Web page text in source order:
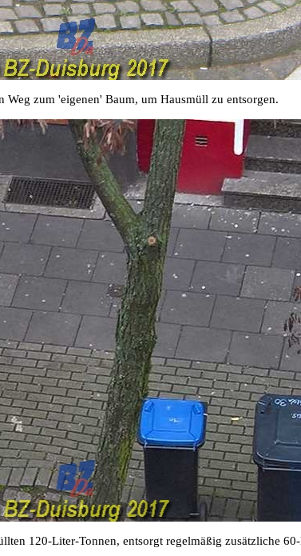
zum 'eigenen' Baum, um Hausmüll zu entsorgen.
120-Liter-Tonnen, entsorgt regelmäßig zusätzliche